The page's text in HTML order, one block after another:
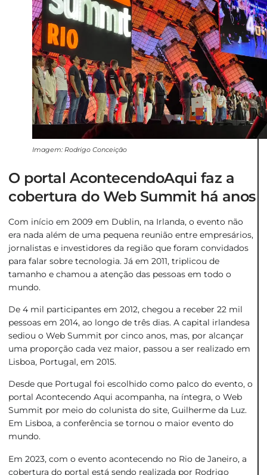
Imagem: Rodrigo Conceição
O portal AcontecendoAqui faz a
cobertura do Web Summit há anos
Com início em 2009 em Dublin, na Irlanda, o evento não
era nada além de uma pequena reunião entre empresários,
jornalistas e investidores da região que foram convidados
para falar sobre tecnologia. Já em 2011, triplicou de
tamanho e chamou a atenção das pessoas em todo o
mundo.
De 4 mil participantes em 2012, chegou a receber 22 mil
pessoas em 2014, ao longo de três dias. A capital irlandesa
sediou o Web Summit por cinco anos, mas, por alcançar
uma proporção cada vez maior, passou a ser realizado em
Lisboa, Portugal, em 2015.
Desde que Portugal foi escolhido como palco do evento, o
portal Acontecendo Aqui acompanha, na íntegra, o Web
Summit por meio do colunista do site, Guilherme da Luz.
Em Lisboa, a conferência se tornou o maior evento do
mundo.
Em 2023, com o evento acontecendo no Rio de Janeiro, a
cobertura do portal está sendo realizada por Rodrigo